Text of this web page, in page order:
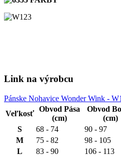
Link na výrobcu
Pánske Nohavice Wonder Wink -
Veľkosť
Obvod Pása
(cm)
Obvod
(cm)
S
68 - 74 90 - 97
M
75 - 82 98 - 105
L
83 - 90 106 - 113